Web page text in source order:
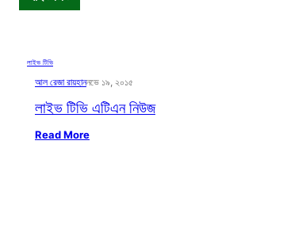
লাইভ টিভি
আল রেজা রায়হাননভে ১৯, ২০১৫
লাইভ টিভি এটিএন নিউজ
Read More